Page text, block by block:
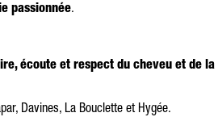
passionnée.
écoute et respect du cheveu et de la
Davines, La Bouclette et Hygée.